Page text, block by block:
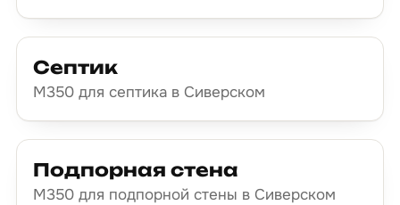
Септик
М350 для септика в Сиверском
Подпорная стена
М350 для подпорной стены в Сиверском